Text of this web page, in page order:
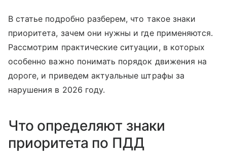
В статье подробно разберем, что такое знаки
приоритета, зачем они нужны и где применяются.
Рассмотрим практические ситуации, в которых
особенно важно понимать порядок движения на
дороге, и приведем актуальные штрафы за
нарушения в 2026 году.
Что определяют знаки
приоритета по ПДД